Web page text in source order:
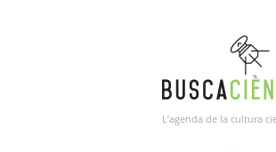
L’agenda de la cultura